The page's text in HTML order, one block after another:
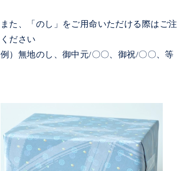
また、「のし」をご用命いただける際はご
ください
例）無地のし、御中元/〇〇、御祝/〇〇、等